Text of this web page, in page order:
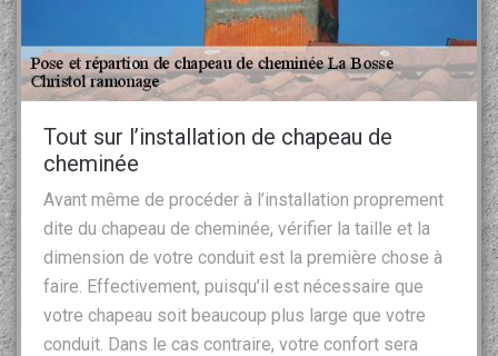
Tout sur l’installation de chapeau de
cheminée
Avant même de procéder à l’installation proprement
dite du chapeau de cheminée, vérifier la taille et la
dimension de votre conduit est la première chose à
faire. Effectivement, puisqu’il est nécessaire que
votre chapeau soit beaucoup plus large que votre
conduit. Dans le cas contraire, votre confort sera